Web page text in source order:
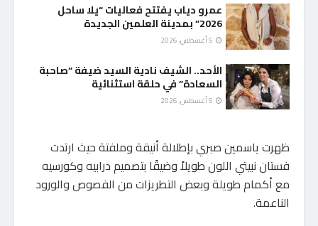
عمرو دياب يفتتح فعاليات “يلا ساحل
2026” بمدينة العلمين الجديدة
الأحد.. الشيف نادية السيد ضيفة “صاحبة
السعادة” في حلقة استثنائية
ظهرت ياسمين صبري بإطلالة أنيقة وملفتة حيث ارتدت
فستان نبيتي اللون طويلاً وضيقًا بتصميم درابيه وكورسيه
مع أكمام طويلة وبعض التطريزات من الفصوص والورود
الناعمة.